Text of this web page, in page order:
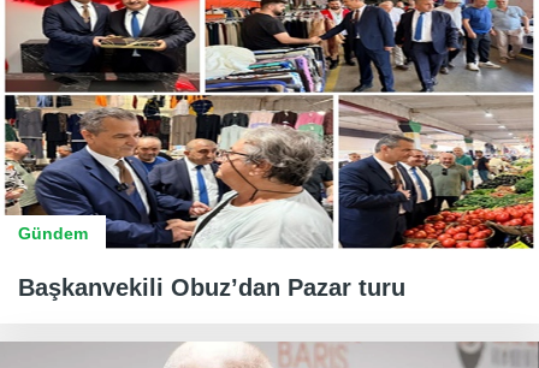
Gündem
Başkanvekili Obuz’dan Pazar turu